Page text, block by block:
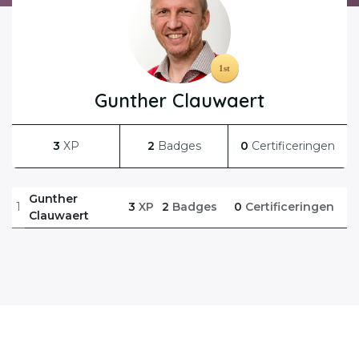
Gunther Clauwaert
3 XP 2 Badges 0 Certificeringen
1
Gunther
Clauwaert
3 XP 2 Badges 0 Certificeringen